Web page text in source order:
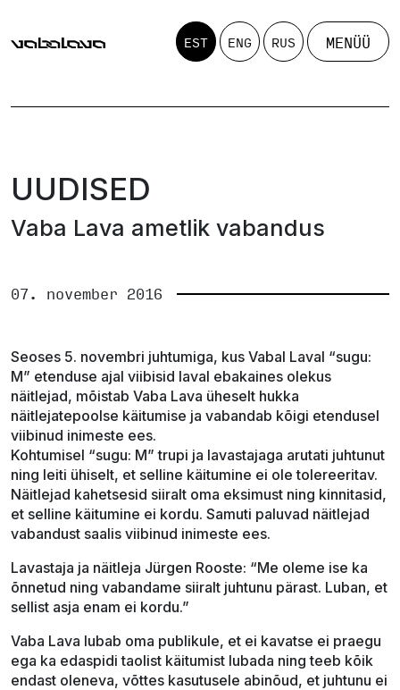
EST ENG RUS MENÜÜ
UUDISED
Vaba Lava ametlik vabandus
07. november 2016
Seoses 5. novembri juhtumiga, kus Vabal Laval “sugu:
M” etenduse ajal viibisid laval ebakaines olekus
näitlejad, mõistab Vaba Lava üheselt hukka
näitlejatepoolse käitumise ja vabandab kõigi etendusel
viibinud inimeste ees.
Kohtumisel “sugu: M” trupi ja lavastajaga arutati juhtunut
ning leiti ühiselt, et selline käitumine ei ole tolereeritav.
Näitlejad kahetsesid siiralt oma eksimust ning kinnitasid,
et selline käitumine ei kordu. Samuti paluvad näitlejad
vabandust saalis viibinud inimeste ees.
Lavastaja ja näitleja Jürgen Rooste: “Me oleme ise ka
õnnetud ning vabandame siiralt juhtunu pärast. Luban, et
sellist asja enam ei kordu.”
Vaba Lava lubab oma publikule, et ei kavatse ei praegu
ega ka edaspidi taolist käitumist lubada ning teeb kõik
endast oleneva, võttes kasutusele abinõud, et juhtunu ei